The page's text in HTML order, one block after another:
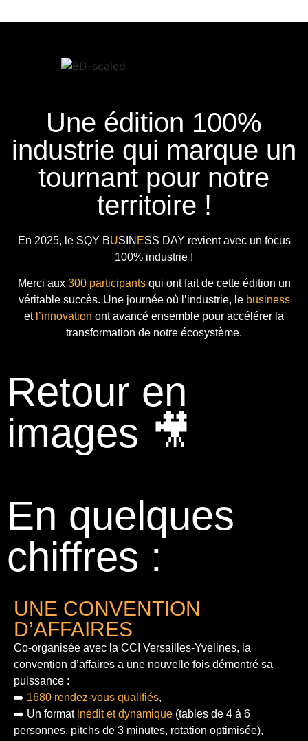
Une édition 100%
industrie qui marque un
tournant pour notre
territoire !
En 2025, le SQY BUSIN ESS DAY revient avec un focus
100% industrie !
Merci aux 300 participantsqui ont fait de cette édition un
véritable succès. Une journée où l’industrie, le business
et l’innovation ont avancé ensemble pour accélérer la
transformation de notre écosystème.
Retour en
images 🎥
En quelques
chiffres :
UNE CONVENTION
D’AFFAIRES
Co-organisée avec la CCI Versailles-Yvelines, la
convention d’affaires a une nouvelle fois démontré sa
puissance :
➡️ 1680 rendez-vous qualifiés,
➡️ Un format inédit et dynamique (tables de 4 à 6
personnes, pitchs de 3 minutes, rotation optimisée),